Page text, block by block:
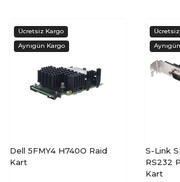
Dell 5FMY4 H740O Raid
Kart
S-Link
RS232
Kart